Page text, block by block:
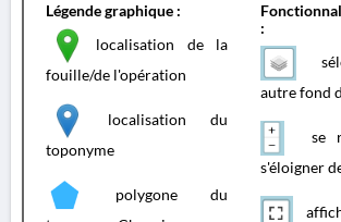
Légende graphique :
localisation de la
fouille/de l'opération
localisation du
toponyme
polygone du
:
autre fond
se
s'éloigner